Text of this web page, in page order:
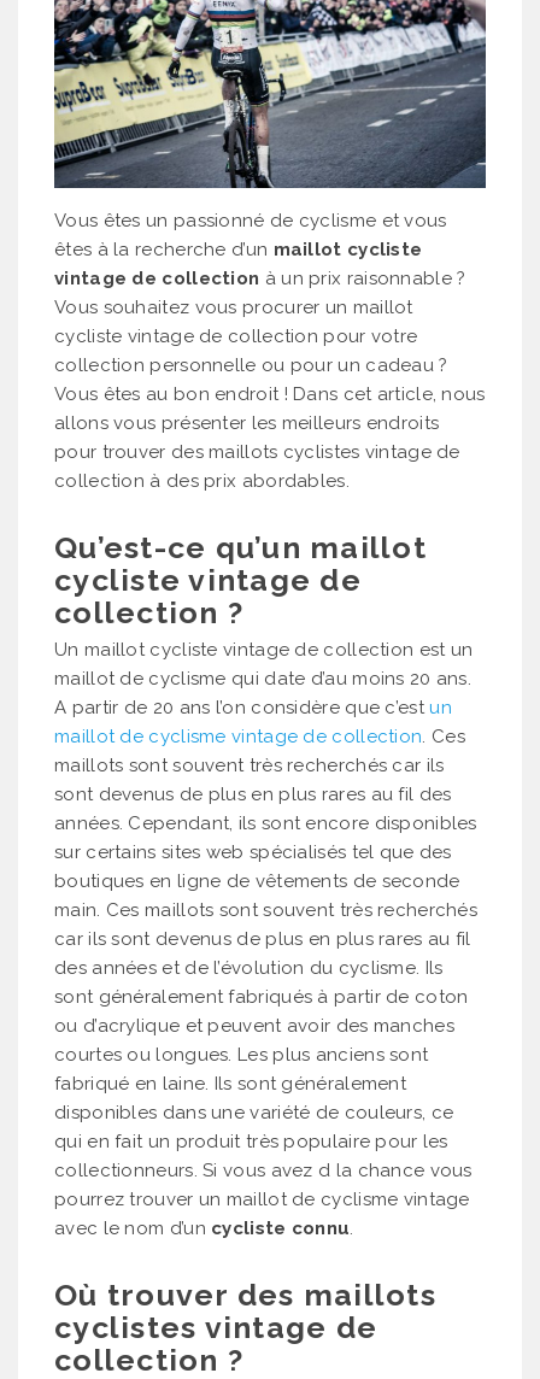
Vous êtes un passionné de cyclisme et vous
êtes à la recherche d’un maillot cycliste
vintage de collection à un prix raisonnable ?
Vous souhaitez vous procurer un maillot
cycliste vintage de collection pour votre
collection personnelle ou pour un cadeau ?
Vous êtes au bon endroit ! Dans cet article, nous
allons vous présenter les meilleurs endroits
pour trouver des maillots cyclistes vintage de
collection à des prix abordables.
Qu’est-ce qu’un maillot
cycliste vintage de
collection ?
Un maillot cycliste vintage de collection est un
maillot de cyclisme qui date d’au moins 20 ans.
A partir de 20 ans l’on considère que c’estun
maillot de cyclisme vintage de collection. Ces
maillots sont souvent très recherchés car ils
sont devenus de plus en plus rares au fil des
années. Cependant, ils sont encore disponibles
sur certains sites web spécialisés tel que des
boutiques en ligne de vêtements de seconde
main. Ces maillots sont souvent très recherchés
car ils sont devenus de plus en plus rares au fil
des années et de l’évolution du cyclisme. Ils
sont généralement fabriqués à partir de coton
ou d’acrylique et peuvent avoir des manches
courtes ou longues. Les plus anciens sont
fabriqué en laine. Ils sont généralement
disponibles dans une variété de couleurs, ce
qui en fait un produit très populaire pour les
collectionneurs. Si vous avez d la chance vous
pourrez trouver un maillot de cyclisme vintage
avec le nom d’un cycliste connu.
Où trouver des maillots
cyclistes vintage de
collection ?